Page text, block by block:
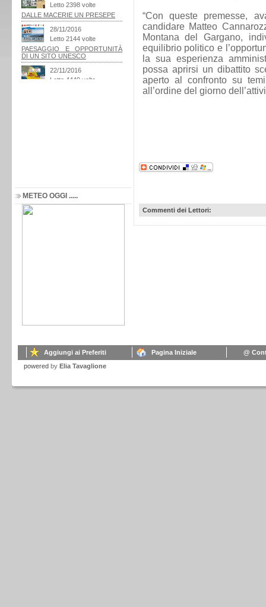
METEO OGGI .....
“Con queste premesse,
candidare Matteo
Montana del Gargano,
equilibrio politico e
la sua esperienza
possa aprirsi un dibattito
aperto al confronto su
all’ordine del giorno
Commenti dei Lettori:
Aggiungi ai Preferiti Pagina Iniziale
@
powered by Elia Tavaglione